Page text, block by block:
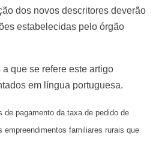
dos novos descritores deverão
estabelecidas pelo órgão
a que se refere este artigo
em língua portuguesa.
pagamento da taxa de pedido de
empreendimentos familiares rurais que